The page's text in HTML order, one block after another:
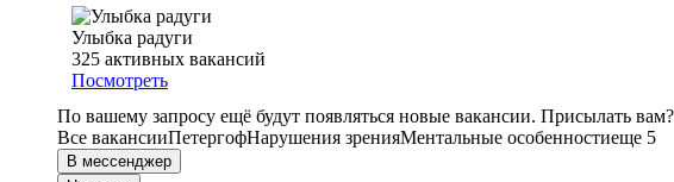
Улыбка радуги
325 активных вакансий
Посмотреть
По вашему запросу ещё будут появляться новые вакансии. Присылать вам?
Все вакансииПетергофНарушения зренияМентальные особенностиеще 5
В мессенджер